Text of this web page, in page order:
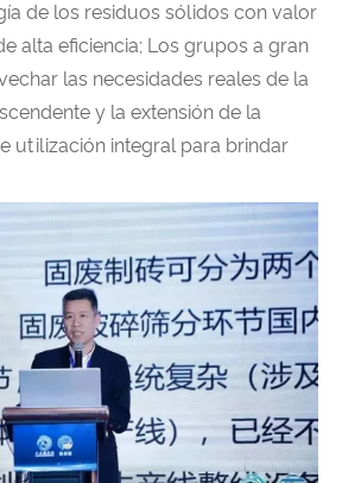
de los residuos sólidos con valor
alta eficiencia; Los grupos a gran
las necesidades reales de la
y la extensión de la
utilización integral para brindar